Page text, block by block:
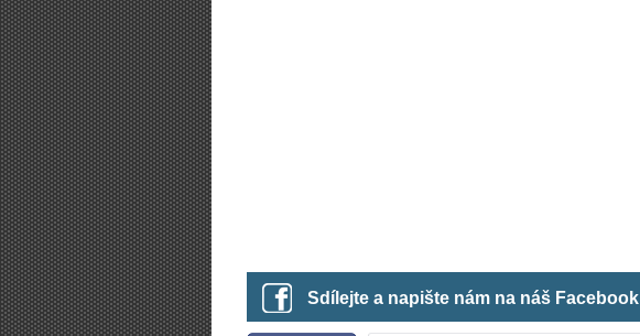
Sdílejte a napište nám na náš Facebook